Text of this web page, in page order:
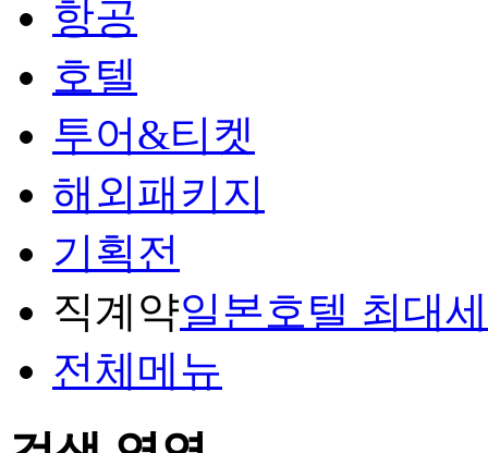
항공
호텔
투어&티켓
해외패키지
기획전
직계약일본호텔 최대
전체메뉴